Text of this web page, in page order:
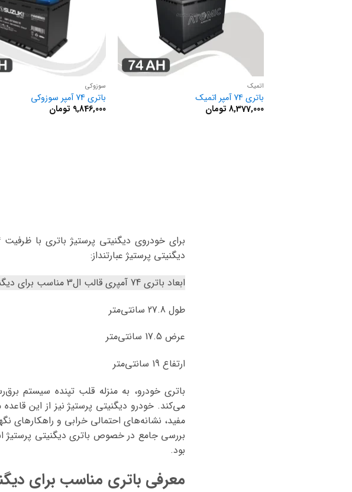
اتمیک
باتری 74 آمپر اتمیک
8,377,000 تومان
سوزوکی
باتری 74 آمپر سوزوکی
9,846,000 تومان
دیگنیتی پرستیژ عبارتنداز:
ابعاد باتری 74 آمپری قالب ال3 مناسب برای دیگنیتی پرستیژ
طول 27.8 سانتی‌متر
عرض 17.5 سانتی‌متر
ارتفاع 19 سانتی‌متر
باتری خودرو، به منزله قلب تپنده سیستم
می‌کند. خودرو دیگنیتی پرستیژ نیز از این
مفید، نشانه‌های احتمالی خرابی و راهکارهای
بررسی جامع در خصوص باتری دیگنیتی
بود.
معرفی باتری مناسب برای